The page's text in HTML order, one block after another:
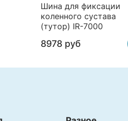
Шина для фиксации
коленного сустава
(тутор) IR-7000
8978 руб